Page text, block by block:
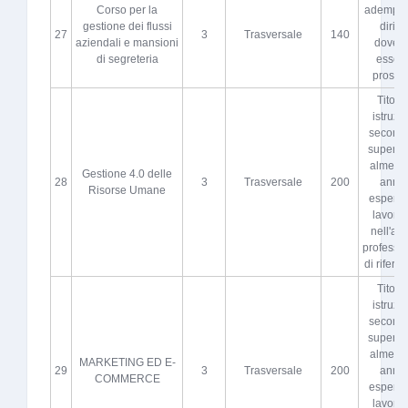
27
Corso per la
gestione dei flussi
aziendali e mansioni
di segreteria
3 Trasversale 140
28
Gestione 4.0 delle
Risorse Umane
3 Trasversale 200
Titolo
anni
di
29
MARKETING ED E-
COMMERCE
3 Trasversale 200
Titolo
anni